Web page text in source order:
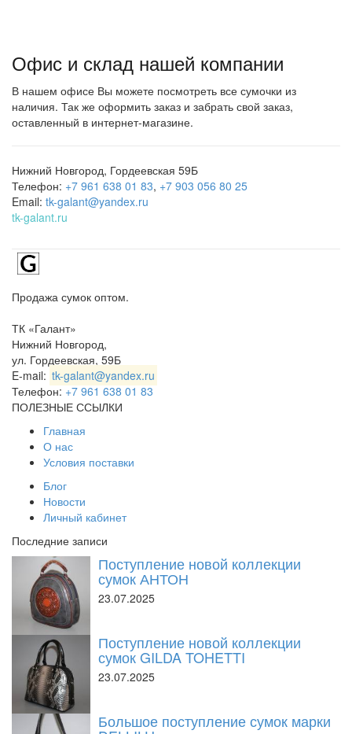
Офис и склад нашей компании
В нашем офисе Вы можете посмотреть все сумочки из
наличия. Так же оформить заказ и забрать свой заказ,
оставленный в интернет-магазине.
Нижний Новгород, Гордеевская 59Б
Телефон: +7 961 638 01 83, +7 903 056 80 25
Email: tk-galant@yandex.ru
tk-galant.ru
Продажа сумок оптом.
ТК «Галант»
Нижний Новгород,
ул. Гордеевская, 59Б
E-mail: tk-galant@yandex.ru
Телефон: +7 961 638 01 83
ПОЛЕЗНЫЕ ССЫЛКИ
Главная
О нас
Условия поставки
Блог
Новости
Личный кабинет
Последние записи
Поступление новой коллекции
сумок АНТОН
23.07.2025
Поступление новой коллекции
сумок GILDA TOHETTI
23.07.2025
Большое поступление сумок марки